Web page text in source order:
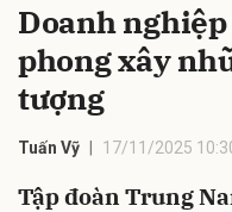
Doanh
phong xây
tượng
Tuấn Vỹ 17/11/2025
Tập đoàn Trung